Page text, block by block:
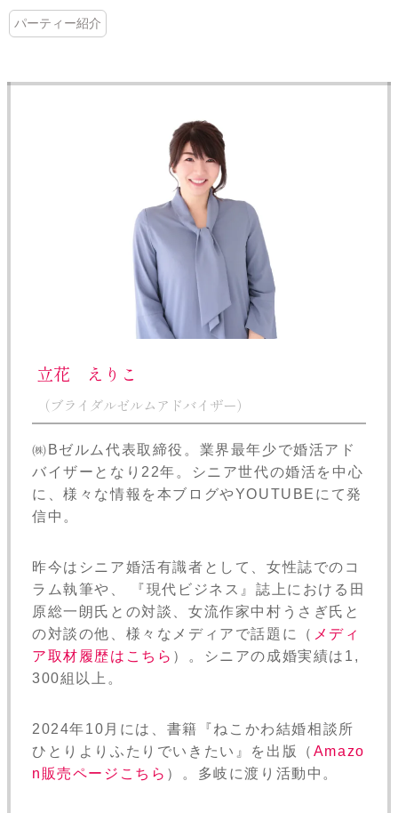
パーティー紹介
立花 えりこ
（ブライダルゼルムアドバイザー）
㈱Bゼルム代表取締役。業界最年少で婚活アド
バイザーとなり22年。シニア世代の婚活を中心
に、様々な情報を本ブログやYOUTUBEにて発
信中。
昨今はシニア婚活有識者として、女性誌でのコ
ラム執筆や、 『現代ビジネス』誌上における田
原総一朗氏との対談、女流作家中村うさぎ氏と
の対談の他、様々なメディアで話題に（ メディ
ア取材履歴はこちら ）。シニアの成婚実績は1,
300組以上。
2024年10月には、書籍『ねこかわ結婚相談所
ひとりよりふたりでいきたい』を出版（ Amazo
n販売ページこちら ）。多岐に渡り活動中。